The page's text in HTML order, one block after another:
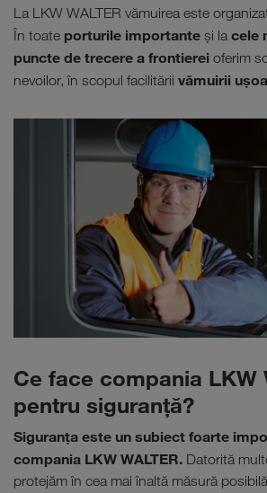
La LKW WALTER vămuirea este
În toate porturile importante și la cele
puncte de trecere a frontierei oferim
nevoilor, în scopul facilitării vămuirii
Ce face compania LKW
pentru siguranţă?
Siguranţa este un subiect foarte
compania LKW WALTER. Datorită
protejăm în cea mai înaltă măsură